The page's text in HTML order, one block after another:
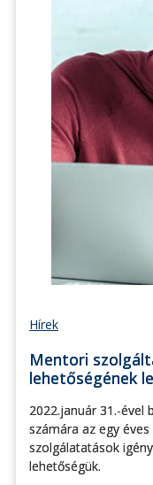
Hírek
Mentori
lehetőségének
2022.január 31.-ével
számára az egy
szolgálatatások
lehetőségük.